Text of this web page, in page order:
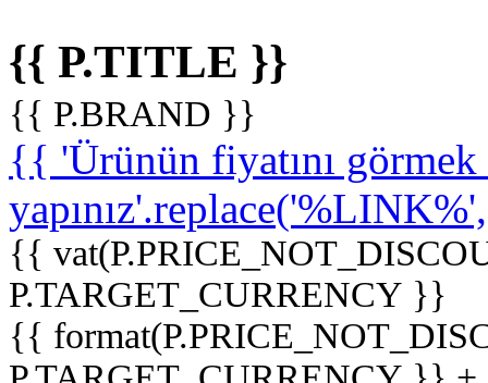
{{ P.TITLE }}
{{ P.BRAND }}
{{ 'Ürünün fiyatını
{{
P.TARGET_CURRENCY }}
{{